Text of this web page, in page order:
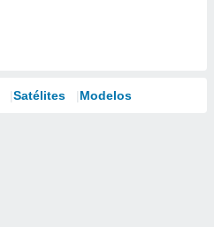
Satélites Modelos